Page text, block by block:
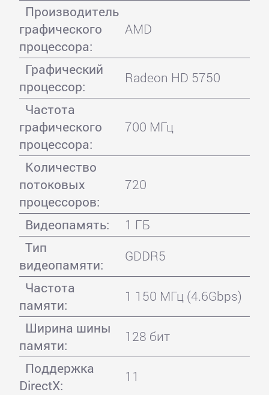
Производитель
графического
процессора:
AMD
Графический
процессор:
Radeon HD 5750
Частота
графического
процессора:
700 МГц
Количество
потоковых
процессоров:
720
Видеопамять:
1 ГБ
Тип
видеопамяти:
GDDR5
Частота
памяти:
1 150 МГц (4.6Gbps)
Ширина шины
памяти:
128 бит
Поддержка
DirectX:
11